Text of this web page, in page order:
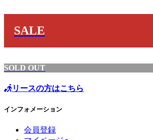
SALE
SOLD OUT
リースの方はこちら
インフォメーション
会員登録